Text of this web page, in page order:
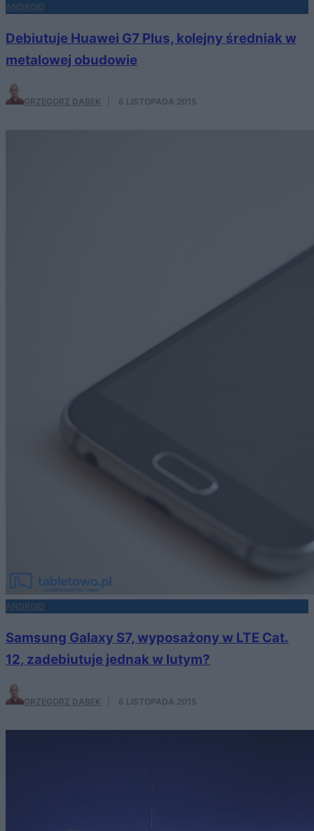
ANDROID
Debiutuje Huawei G7 Plus, kolejny średniak w
metalowej obudowie
GRZEGORZ DĄBEK 6 LISTOPADA 2015
ANDROID
Samsung Galaxy S7, wyposażony w LTE Cat.
12, zadebiutuje jednak w lutym?
GRZEGORZ DĄBEK 6 LISTOPADA 2015